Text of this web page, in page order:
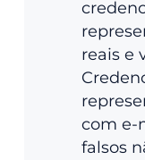
reais e
com e-
falsos